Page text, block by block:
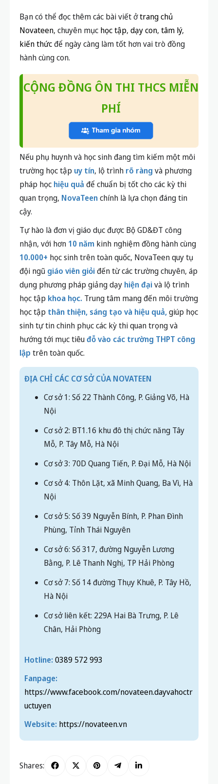
Bạn có thể đọc thêm các bài viết ởtrang chủ
Novateen, chuyên mục học tập, dạy con, tâm lý,
kiến thứcđể ngày càng làm tốt hơn vai trò đồng
hành cùng con.
CỘNG ĐỒNG ÔN THI THCS MIỄN
PHÍ
Nếu phụ huynh và học sinh đang tìm kiếm một môi
trường học tập uy tín, lộ trình rõ ràng và phương
pháp học hiệu quả để chuẩn bị tốt cho các kỳ thi
quan trọng, NovaTeenchính là lựa chọn đáng tin
cậy.
Tự hào là đơn vị giáo dục được Bộ GD&ĐT công
nhận, với hơn 10 năm kinh nghiệm đồng hành cùng
10.000+ học sinh trên toàn quốc, NovaTeen quy tụ
đội ngũ giáo viên giỏiđến từ các trường chuyên, áp
dụng phương pháp giảng dạy hiện đạivà lộ trình
học tập khoa học. Trung tâm mang đến môi trường
học tập thân thiện, sáng tạo và hiệu quả,giúp học
sinh tự tin chinh phục các kỳ thi quan trọng và
hướng tới mục tiêuđỗ vào các trường THPT công
lập trên toàn quốc.
ĐỊA CHỈ CÁC CƠ SỞ CỦA NOVATEEN
Cơ sở 1: Số 22 Thành Công, P. Giảng Võ, Hà
Nội
Cơ sở 2: BT1.16 khu đô thị chức năng Tây
Mỗ, P. Tây Mỗ, Hà Nội
Cơ sở 3: 70D Quang Tiến, P. Đại Mỗ, Hà Nội
Cơ sở 4: Thôn Lặt, xã Minh Quang, Ba Vì, Hà
Nội
Cơ sở 5: Số 39 Nguyễn Bính, P. Phan Đình
Phùng, Tỉnh Thái Nguyên
Cơ sở 6: Số 317, đường Nguyễn Lương
Bằng, P. Lê Thanh Nghị, TP Hải Phòng
Cơ sở 7: Số 14 đường Thụy Khuê, P. Tây Hồ,
Hà Nội
Cơ sở liên kết: 229A Hai Bà Trưng, P. Lê
Chân, Hải Phòng
Hotline: 0389 572 993
Fanpage:
https://www.facebook.com/novateen.dayvahoctr
uctuyen
Website: https://novateen.vn
Shares: